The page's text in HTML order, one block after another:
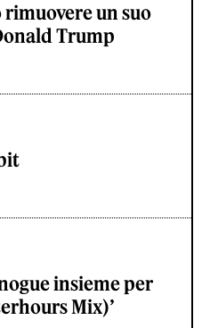
un suo
Trump
insieme per
Mix)’